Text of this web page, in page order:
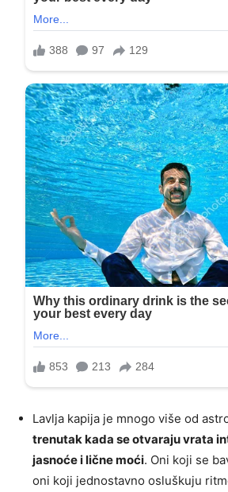
Lavlja kapija je mnogo više od
trenutak kada se otvaraju vrata
jasnoće i lične moći. Oni koji se
oni koji jednostavno osluškuju